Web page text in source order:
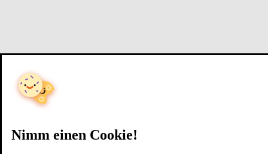
Nimm einen Cookie!